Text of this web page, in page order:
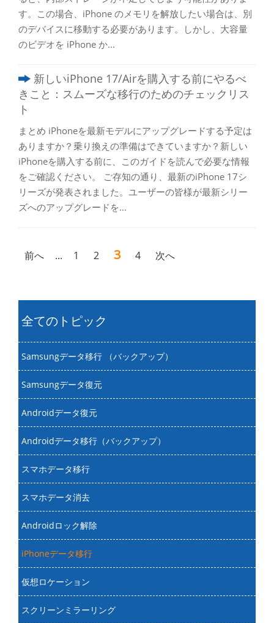
全てのトピック
Samsungデータ移行 （バックアップ）
Samsungデータ復元
Androidデータ復元
Androidデータ移行（バックアップ）
スマホデータ移行
スマホデータ消去
Androidロック解除
iPhoneデータ移行
仮想ロケーション
スクリーンミラーリング
す。この場合、iPhone のメモリを解放したい場合は、別
のデバイスに移動する必要があります。しかし、大容量
のビデオを iPhone か...
新しいiPhone 17/Airを購入する前にやるべ
きこと：スムーズな移行のためのチェックリス
ト
まとめ iPhoneを最新モデルにアップグレードする予定は
ありますか？乗り換えの準備はできていますか？新しい
iPhoneを購入する前に、このガイドを読んで必要な情報
をご確認ください。 ご存知の通り、最新のiPhone 17シ
リーズが発表されました。ユーザーの皆様が最新シリー
ズへのアップグレードを...
前へ ... 1 2 3 4 次へ